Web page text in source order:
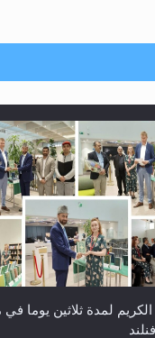
لمدة ثلاثين يوما في